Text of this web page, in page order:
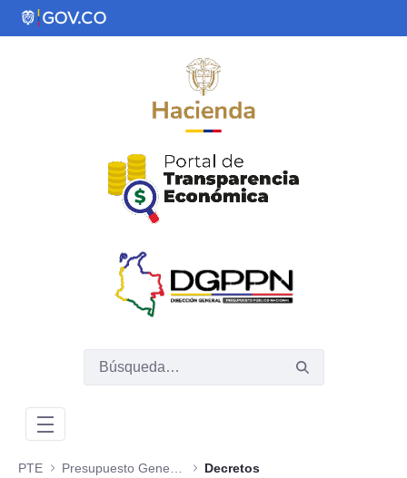
Saltar al contenido principal
PTE Decretos